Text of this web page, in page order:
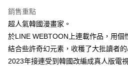
ATM／網路銀行／等多元方式進行付款，方
※ 請注意：結帳手續完成當下不需立刻繳費
購買商品的店家。未經商家同意取消之訂
後付繳納相關費用。
※ 交易是否成功請以「AFTEE先享後付 」
是否繳費成功／繳費後需取消欲退款等相
每筆NT$80，滿NT$500(含以上)免運
付款後萊爾富取貨
每筆NT$80，滿NT$500(含以上)免運
銷售重點
超人氣韓國漫畫家。
於LINE WEBTOON上連載作品，用個
結合些許奇幻元素，收穫了大批讀者的
2023年接連受到韓國改編成真人版電